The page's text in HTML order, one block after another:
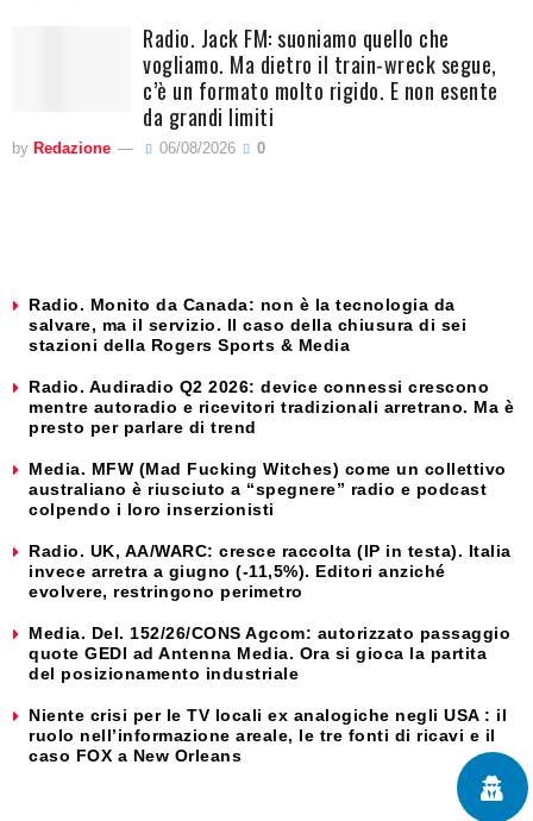
Radio. Jack FM: suoniamo quello che
vogliamo. Ma dietro il train-wreck segue,
c’è un formato molto rigido. E non esente
da grandi limiti
by Redazione 06/08/2026 0
Radio. Monito da Canada: non è la tecnologia da
salvare, ma il servizio. Il caso della chiusura di sei
stazioni della Rogers Sports & Media
Radio. Audiradio Q2 2026: device connessi crescono
mentre autoradio e ricevitori tradizionali arretrano. Ma è
presto per parlare di trend
Media. MFW (Mad Fucking Witches) come un collettivo
australiano è riusciuto a “spegnere” radio e podcast
colpendo i loro inserzionisti
Radio. UK, AA/WARC: cresce raccolta (IP in testa). Italia
invece arretra a giugno (-11,5%). Editori anziché
evolvere, restringono perimetro
Media. Del. 152/26/CONS Agcom: autorizzato passaggio
quote GEDI ad Antenna Media. Ora si gioca la partita
del posizionamento industriale
Niente crisi per le TV locali ex analogiche negli USA : il
ruolo nell’informazione areale, le tre fonti di ricavi e il
caso FOX a New Orleans